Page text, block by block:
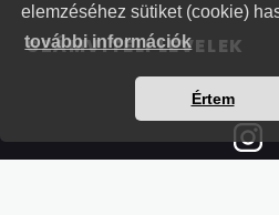
elemzéséhez sütiket (cookie)
további információk
Értem
SZÁMVITELI LEVELEK